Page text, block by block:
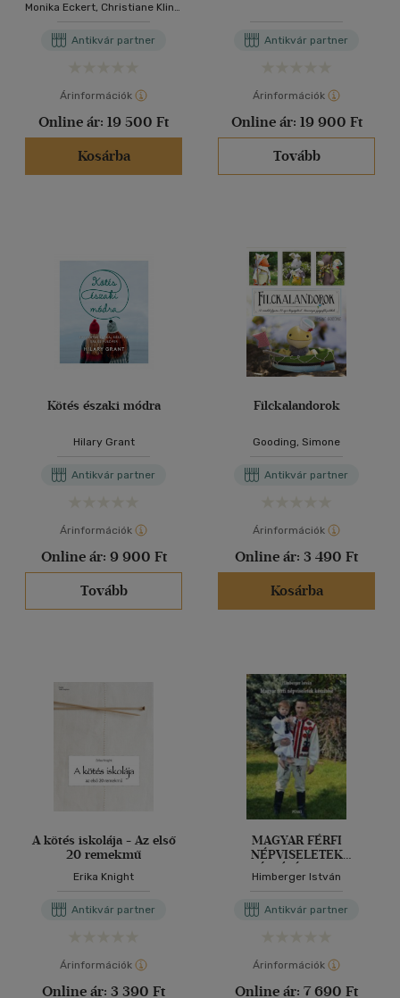
Monika Eckert, Christiane Klink,
Antikvár partner
Árinformációk
Online ár: 19 500 Ft
Kosárba
Antikvár partner
Árinformációk
Online ár: 19 900 Ft
Tovább
Kötés északi módra
Hilary Grant
Antikvár partner
Árinformációk
Online ár: 9 900 Ft
Tovább
Filckalandorok
Gooding, Simone
Antikvár partner
Árinformációk
Online ár: 3 490 Ft
Kosárba
A kötés iskolája - Az első
20 remekmű
Erika Knight
Antikvár partner
Árinformációk
Online ár: 3 390 Ft
MAGYAR FÉRFI
NÉPVISELETEK
KÉSZÍTÉSE - CD
MELLÉKLETTEL
Himberger István
Antikvár partner
Árinformációk
Online ár: 7 690 Ft